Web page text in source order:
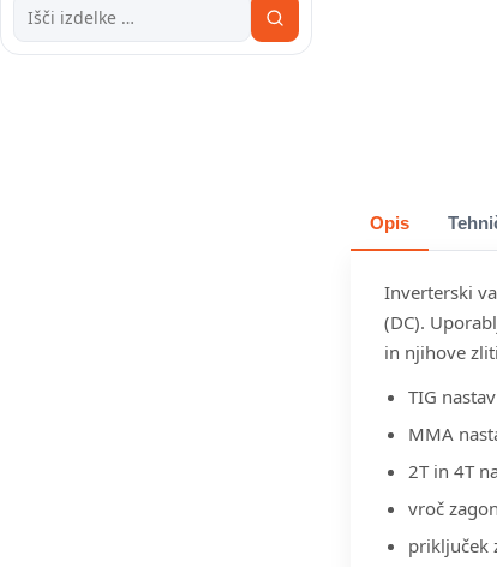
Opis
Inverterski
(DC).
in njihove
TIG
MMA
2T in 4T
vroč
priključek